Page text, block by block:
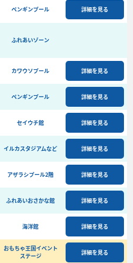
よくある質問
アクセス＆周辺情報
ビーチランド支援プログラム
ペンギンプール 詳細を見る
ふれあいゾーン
カワウソプール 詳細を見る
ペンギンプール 詳細を見る
セイウチ館 詳細を見る
イルカスタジアムなど 詳細を見る
アザラシプール2階 詳細を見る
ふれあいおさかな館 詳細を見る
海洋館 詳細を見る
おもちゃ王国イベント
ステージ
詳細を見る